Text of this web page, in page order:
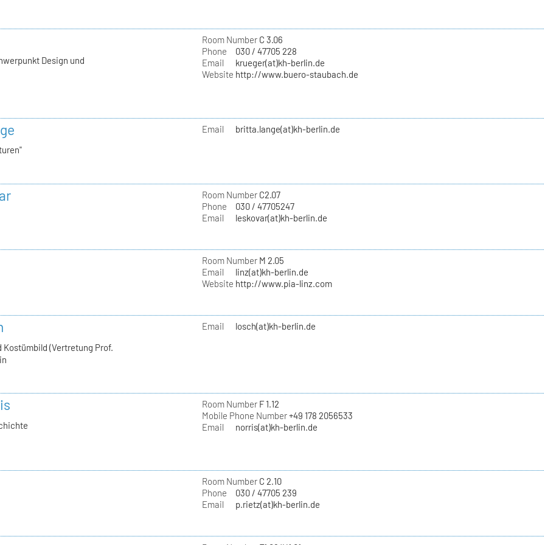
Design und
Room NumberC 3.06
Phone
030 / 47705 228
Email
krueger(at)kh-berlin.de
Website http://www.buero-staubach.de
Email britta.lange(at)kh-berlin.de
Room NumberC2.07
Phone
030 / 47705247
Email
leskovar(at)kh-berlin.de
Room NumberM 2.05
Email
linz(at)kh-berlin.de
Website http://www.pia-linz.com
(Vertretung Prof.
Email losch(at)kh-berlin.de
Room NumberF 1.12
Mobile Phone Number+49 178 2056533
Email
norris(at)kh-berlin.de
Room NumberC 2.10
Phone
030 / 47705 239
Email
p.rietz(at)kh-berlin.de